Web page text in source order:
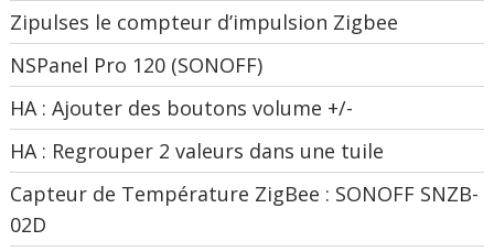
Zipulses le compteur d’impulsion Zigbee
NSPanel Pro 120 (SONOFF)
HA : Ajouter des boutons volume +/-
HA : Regrouper 2 valeurs dans une tuile
Capteur de Température ZigBee : SONOFF SNZB-
02D